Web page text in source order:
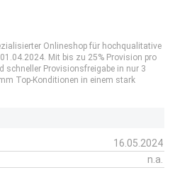
Onlineshop für hochqualitative
Mit bis zu 25% Provision pro
schneller Provisionsfreigabe in nur 3
Top-Konditionen in einem stark
16.05.2024
n.a.